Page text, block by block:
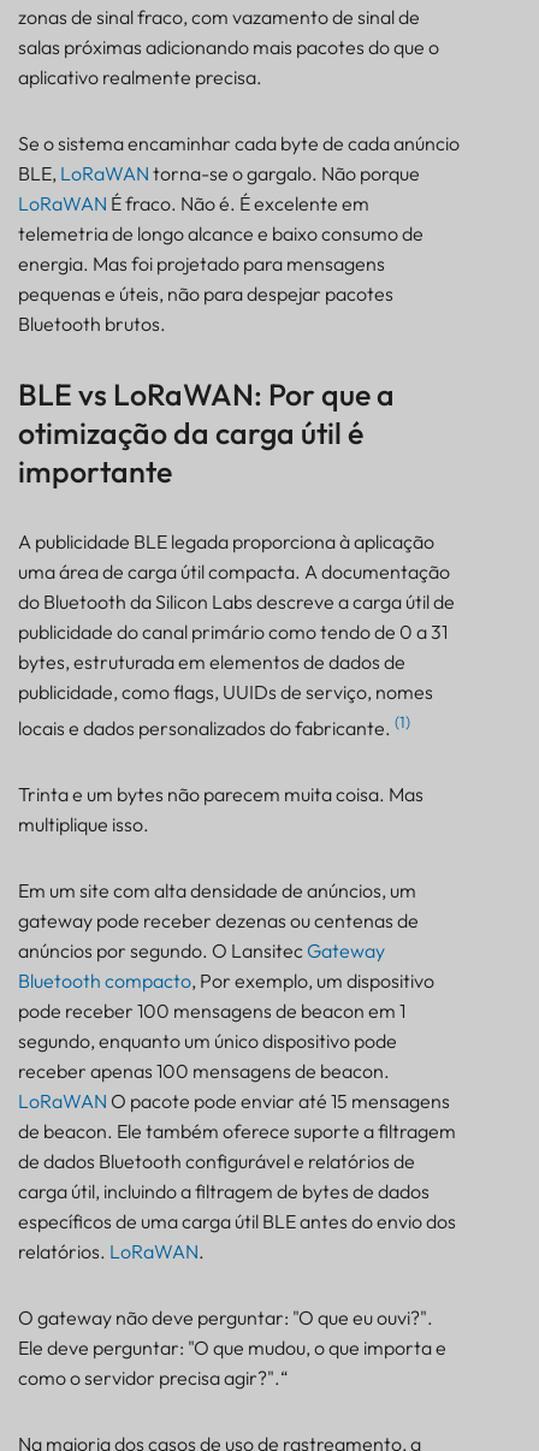
zonas de sinal fraco, com vazamento de sinal de
salas próximas adicionando mais pacotes do que o
aplicativo realmente precisa.
Se o sistema encaminhar cada byte de cada anúncio
BLE, LoRaWAN torna-se o gargalo. Não porque
LoRaWAN É fraco. Não é. É excelente em
telemetria de longo alcance e baixo consumo de
energia. Mas foi projetado para mensagens
pequenas e úteis, não para despejar pacotes
Bluetooth brutos.
BLE vs LoRaWAN: Por que a
otimização da carga útil é
importante
A publicidade BLE legada proporciona à aplicação
uma área de carga útil compacta. A documentação
do Bluetooth da Silicon Labs descreve a carga útil de
publicidade do canal primário como tendo de 0 a 31
bytes, estruturada em elementos de dados de
publicidade, como flags, UUIDs de serviço, nomes
locais e dados personalizados do fabricante. (1)
Trinta e um bytes não parecem muita coisa. Mas
multiplique isso.
Em um site com alta densidade de anúncios, um
gateway pode receber dezenas ou centenas de
anúncios por segundo. O LansitecGateway
Bluetooth compacto, Por exemplo, um dispositivo
pode receber 100 mensagens de beacon em 1
segundo, enquanto um único dispositivo pode
receber apenas 100 mensagens de beacon.
LoRaWAN O pacote pode enviar até 15 mensagens
de beacon. Ele também oferece suporte a filtragem
de dados Bluetooth configurável e relatórios de
carga útil, incluindo a filtragem de bytes de dados
específicos de uma carga útil BLE antes do envio dos
relatórios. LoRaWAN.
O gateway não deve perguntar: "O que eu ouvi?".
Ele deve perguntar: "O que mudou, o que importa e
como o servidor precisa agir?".“
Na maioria dos casos de uso de rastreamento, a